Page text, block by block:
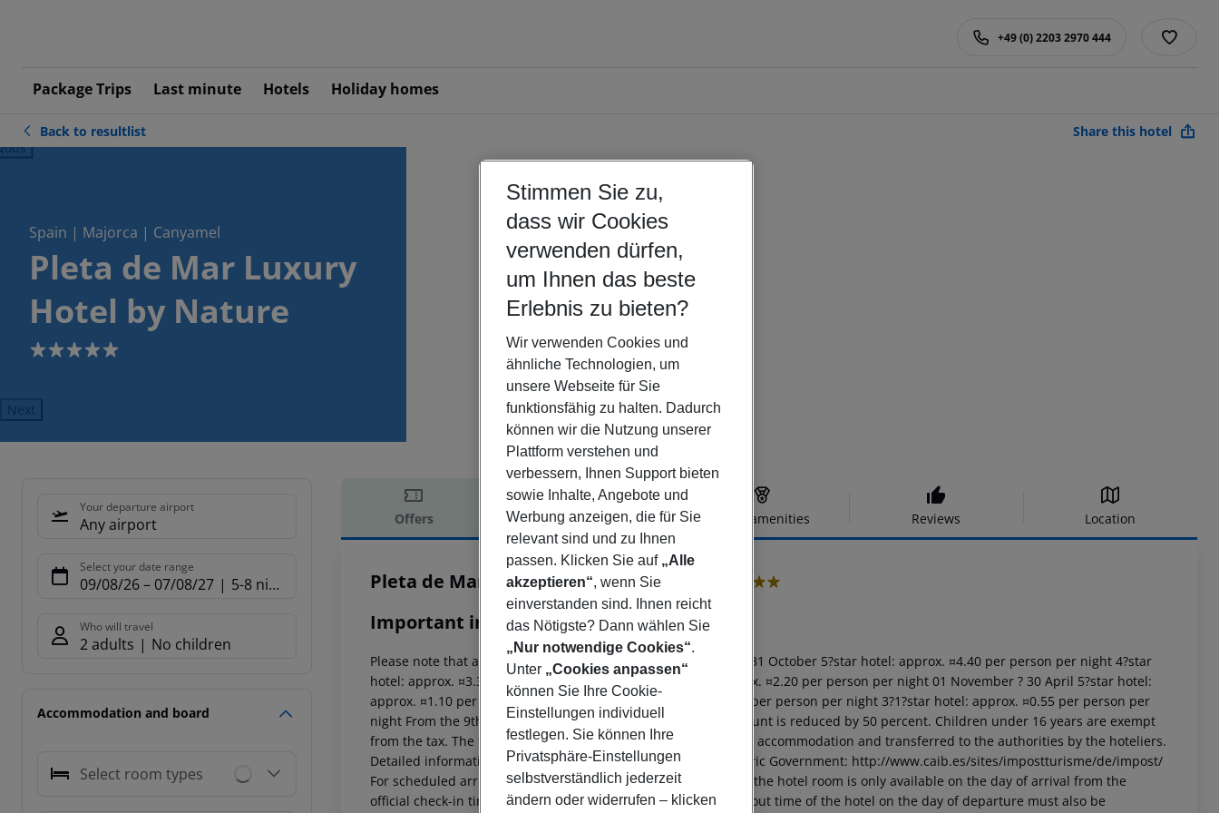
Package Trips Last minute Hotels Holiday homes
+49 (0) 2203 2970 444
Back to resultlist Share this hotel
Spain | Majorca | Canyamel
Pleta de Mar Luxury
Hotel by Nature
5
Next
Your departure airport
Any airport
Select your date range
09/08/26– 07/08/27 5-8 nights
Who will travel
2 adults No children
Accommodation and board
Select room types
Offers Offer description Hotel amenities Reviews Location
Offer description
Pleta de Mar Luxury Hotel by Nature
5
Important info
Please note that a tourist tax is charged on Mallorca. 01 May ? 31 October 5?star hotel: approx. ¤4.40 per person per night 4?star
hotel: approx. ¤3.30 per person per night 3?1?star hotel: approx. ¤2.20 per person per night 01 November ? 30 April 5?star hotel:
approx. ¤1.10 per person per night 4?star hotel: approx. ¤0.83 per person per night 3?1?star hotel: approx. ¤0.55 per person per
night From the 9th night in the same accommodation, the amount is reduced by 50 percent. Children under 16 years are exempt
from the tax. The tax is charged to guests on site at the booked accommodation and transferred to the authorities by the hoteliers.
Detailed information can be found on the website of the Balearic Government: http://www.caib.es/sites/impostturisme/de/impost/
For scheduled arrivals in the destination area from 04:00 a.m., the hotel room is only available on the day of arrival from the
official check-in time of the respective hotel. The official check-out time of the hotel on the day of departure must also be
Stimmen Sie zu,
dass wir Cookies
verwenden dürfen,
um Ihnen das beste
Erlebnis zu bieten?
Wir verwenden Cookies und
ähnliche Technologien, um
unsere Webseite für Sie
funktionsfähig zu halten. Dadurch
können wir die Nutzung unserer
Plattform verstehen und
verbessern, Ihnen Support bieten
sowie Inhalte, Angebote und
Werbung anzeigen, die für Sie
relevant sind und zu Ihnen
passen. Klicken Sie auf „Alle
akzeptieren“, wenn Sie
einverstanden sind. Ihnen reicht
das Nötigste? Dann wählen Sie
„Nur notwendige Cookies“.
Unter „Cookies anpassen“
können Sie Ihre Cookie-
Einstellungen individuell
festlegen. Sie können Ihre
Privatsphäre-Einstellungen
selbstverständlich jederzeit
ändern oder widerrufen – klicken